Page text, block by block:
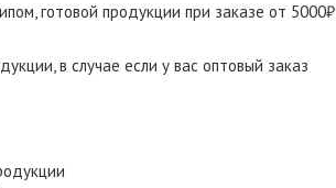
готовой продукции при заказе от 5000₽
в случае если у вас оптовый заказ